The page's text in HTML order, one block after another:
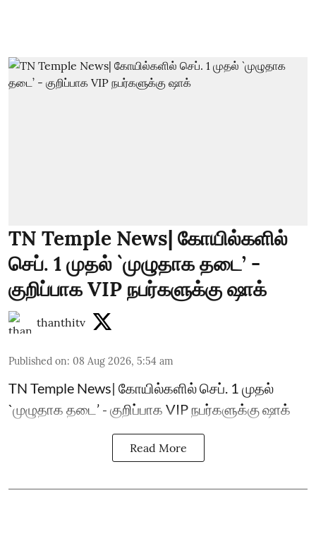
TN Temple News| கோயில்களில்
செப். 1 முதல் `முழுதாக தடை’ -
குறிப்பாக VIP நபர்களுக்கு ஷாக்
thanthitv
Published on: 08 Aug 2026, 5:54 am
TN Temple News| கோயில்களில் செப். 1 முதல்
`முழுதாக தடை’ - குறிப்பாக VIP நபர்களுக்கு ஷாக்
Read More